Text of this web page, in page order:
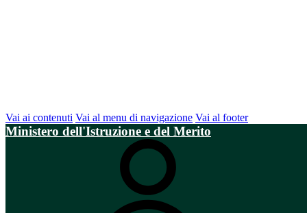
Vai ai contenuti Vai al menu di navigazione Vai al footer
Ministero dell'Istruzione e del Merito